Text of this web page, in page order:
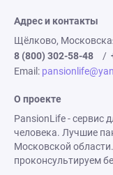
Адрес и контакты
Щёлково,
8 (800) 302-58-48
/
Email:
О проекте
PansionLife - сервис
человека. Лучшие
Московской
проконсультируем